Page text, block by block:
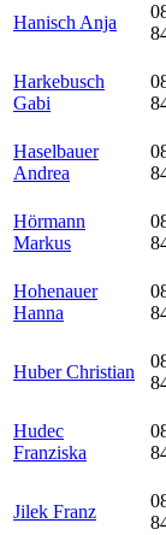
Hanisch Anja
Harkebusch
Gabi
Haselbauer
Andrea
Hörmann
Markus
Hohenauer
Hanna
Huber Christian
Hudec
Franziska
Jilek Franz